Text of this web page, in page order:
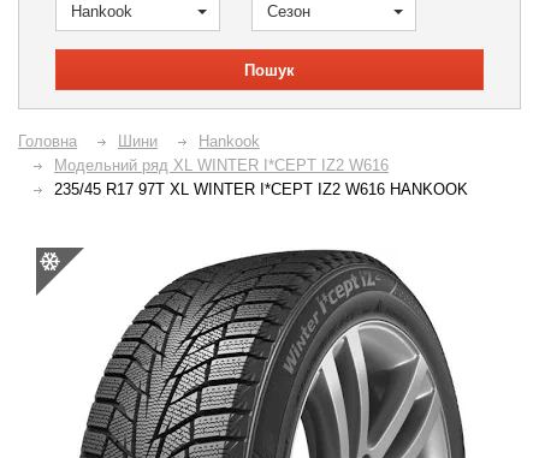
Hankook Сезон
Пошук
Головна Шини
Hankook
Модельний ряд XL WINTER I*CEPT IZ2 W616
235/45 R17 97T XL WINTER I*CEPT IZ2 W616 HANKOOK